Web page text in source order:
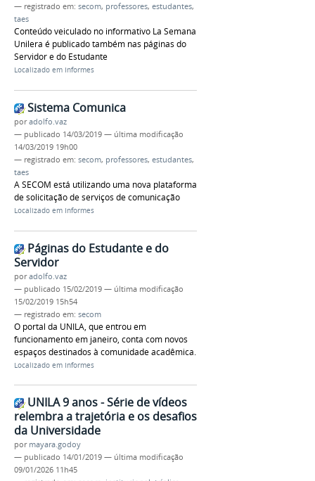
— registrado em: secom, professores, estudantes,
taes
Conteúdo veiculado no informativo La Semana
Unilera é publicado também nas páginas do
Servidor e do Estudante
Localizado em Informes
Sistema Comunica
poradolfo.vaz
— publicado 14/03/2019 — última modificação
14/03/2019 19h00
— registrado em: secom, professores, estudantes,
taes
A SECOM está utilizando uma nova plataforma
de solicitação de serviços de comunicação
Localizado em Informes
Páginas do Estudante e do
Servidor
poradolfo.vaz
— publicado 15/02/2019 — última modificação
15/02/2019 15h54
— registrado em: secom
O portal da UNILA, que entrou em
funcionamento em janeiro, conta com novos
espaços destinados à comunidade acadêmica.
Localizado em Informes
UNILA 9 anos - Série de vídeos
relembra a trajetória e os desafios
da Universidade
por mayara.godoy
— publicado 14/01/2019 — última modificação
09/01/2026 11h45